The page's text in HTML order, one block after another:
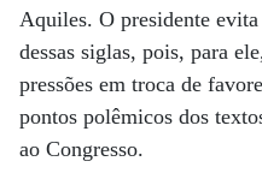
Aquiles. O presidente
dessas siglas, pois, para
pressões em troca de
pontos polêmicos dos
ao Congresso.